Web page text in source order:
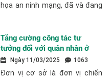
họa an ninh mạng, đã và đang
mỗi cộng đồng, từng quốc gia
và toàn nhân...
Tăng cường công tác tư
tưởng đối với quân nhân ở
đơn vị cơ sở trong quân đội
hiện nay
Ngày 11/03/2025 1063
Đơn vị cơ sở là đơn vị chiến